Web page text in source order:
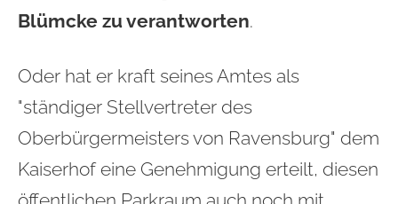
Blümcke zu verantworten.
Oder hat er kraft seines Amtes als
"ständiger Stellvertreter des
Oberbürgermeisters von Ravensburg" dem
Kaiserhof eine Genehmigung erteilt, diesen